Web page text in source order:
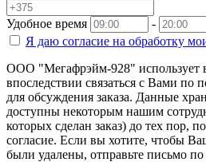
Удобное время
-
Я даю согласие на обработку
ООО "Мегафрэйм-928" использует
впоследствии связаться с Вами по
для обсуждения заказа. Данные
доступны некоторым нашим
которых сделан заказ) до тех пор,
согласие. Если вы хотите, чтобы
были удалены, отправьте письмо